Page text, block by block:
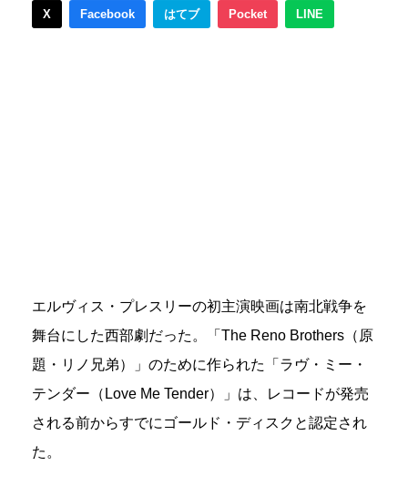
X Facebook はてブ Pocket LINE
エルヴィス・プレスリーの初主演映画は南北戦争を
舞台にした西部劇だった。「The Reno Brothers（原
題・リノ兄弟）」のために作られた「ラヴ・ミー・
テンダー（Love Me Tender）」は、レコードが発売
される前からすでにゴールド・ディスクと認定され
た。